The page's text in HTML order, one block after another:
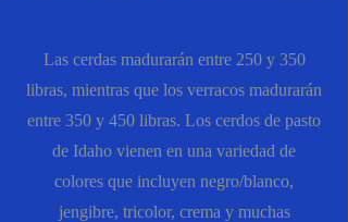
Las cerdas madurarán entre 250 y 350
libras, mientras que los verracos madurarán
entre 350 y 450 libras. Los cerdos de pasto
de Idaho vienen en una variedad de
colores que incluyen negro/blanco,
jengibre, tricolor, crema y muchas